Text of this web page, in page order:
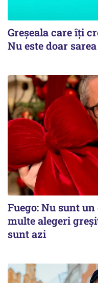
Greșeala care îți
Nu este doar
Fuego: Nu sunt
multe alegeri
sunt azi